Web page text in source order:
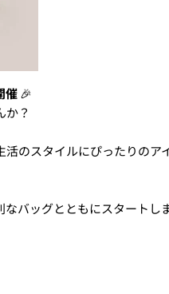
催🎉
か？
のスタイルにぴったりのア
バッグとともにスタートし